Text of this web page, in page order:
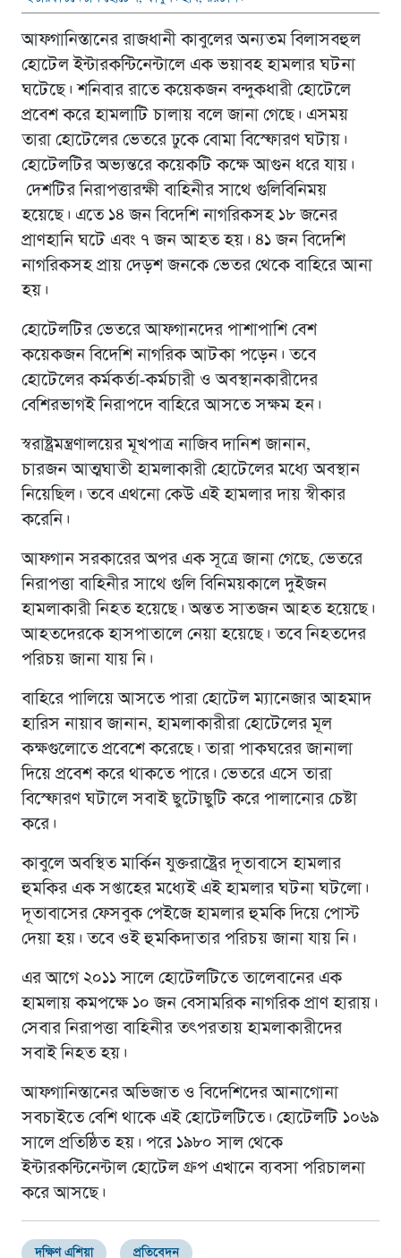
আফগানিস্তানের রাজধানী কাবুলের অন্যতম বিলাসবহুল
হোটেল ইন্টারকন্টিনেন্টালে এক ভয়াবহ হামলার ঘটনা
ঘটেছে। শনিবার রাতে কয়েকজন বন্দুকধারী হোটেলে
প্রবেশ করে হামলাটি চালায় বলে জানা গেছে। এসময়
তারা হোটেলের ভেতরে ঢুকে বোমা বিস্ফোরণ ঘটায়।
হোটেলটির অভ্যন্তরে কয়েকটি কক্ষে আগুন ধরে যায়।
দেশটির নিরাপত্তারক্ষী বাহিনীর সাথে গুলিবিনিময়
হয়েছে। এতে ১৪ জন বিদেশি নাগরিকসহ ১৮ জনের
প্রাণহানি ঘটে এবং ৭ জন আহত হয়। ৪১ জন বিদেশি
নাগরিকসহ প্রায় দেড়শ জনকে ভেতর থেকে বাহিরে আনা
হয়।
হোটেলটির ভেতরে আফগানদের পাশাপাশি বেশ
কয়েকজন বিদেশি নাগরিক আটকা পড়েন। তবে
হোটেলের কর্মকর্তা-কর্মচারী ও অবস্থানকারীদের
বেশিরভাগই নিরাপদে বাহিরে আসতে সক্ষম হন।
স্বরাষ্ট্রমন্ত্রণালয়ের মূখপাত্র নাজিব দানিশ জানান,
চারজন আত্মঘাতী হামলাকারী হোটেলের মধ্যে অবস্থান
নিয়েছিল। তবে এথনো কেউ এই হামলার দায় স্বীকার
করেনি।
আফগান সরকারের অপর এক সূত্রে জানা গেছে, ভেতরে
নিরাপত্তা বাহিনীর সাথে গুলি বিনিময়কালে দুইজন
হামলাকারী নিহত হয়েছে। অন্তত সাতজন আহত হয়েছে।
আহতদেরকে হাসপাতালে নেয়া হয়েছে। তবে নিহতদের
পরিচয় জানা যায় নি।
বাহিরে পালিয়ে আসতে পারা হোটেল ম্যানেজার আহমাদ
হারিস নায়াব জানান, হামলাকারীরা হোটেলের মূল
কক্ষগুলোতে প্রবেশে করেছে। তারা পাকঘরের জানালা
দিয়ে প্রবেশ করে থাকতে পারে। ভেতরে এসে তারা
বিস্ফোরণ ঘটালে সবাই ছুটোছুটি করে পালানোর চেষ্টা
করে।
কাবুলে অবস্থিত মার্কিন যুক্তরাষ্ট্রের দূতাবাসে হামলার
হুমকির এক সপ্তাহের মধ্যেই এই হামলার ঘটনা ঘটলো।
দূতাবাসের ফেসবুক পেইজে হামলার হুমকি দিয়ে পোস্ট
দেয়া হয়। তবে ওই হুমকিদাতার পরিচয় জানা যায় নি।
এর আগে ২০১১ সালে হোটেলটিতে তালেবানের এক
হামলায় কমপক্ষে ১০ জন বেসামরিক নাগরিক প্রাণ হারায়।
সেবার নিরাপত্তা বাহিনীর তৎপরতায় হামলাকারীদের
সবাই নিহত হয়।
আফগানিস্তানের অভিজাত ও বিদেশিদের আনাগোনা
সবচাইতে বেশি থাকে এই হোটেলটিতে। হোটেলটি ১০৬৯
সালে প্রতিষ্ঠিত হয়। পরে ১৯৮০ সাল থেকে
ইন্টারকন্টিনেন্টাল হোটেল গ্রুপ এখানে ব্যবসা পরিচালনা
করে আসছে।
দক্ষিণ এশিয়া প্রতিবেদন